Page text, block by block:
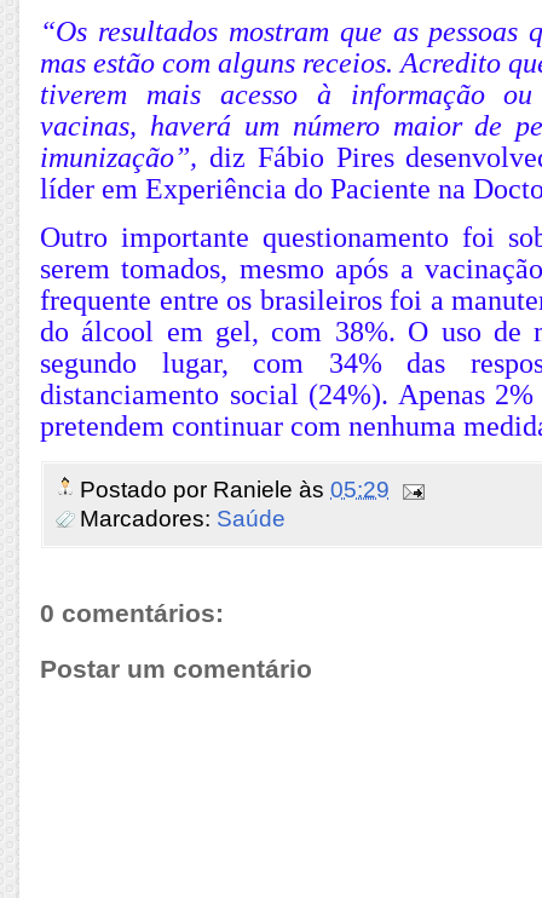
“Os resultados mostram que as pessoas
mas estão com alguns receios. Acredito
tiverem mais acesso à informação
vacinas, haverá um número maior de
imunização”, diz Fábio Pires
líder em Experiência do Paciente na
Outro importante questionamento foi
serem tomados, mesmo após a
frequente entre os brasileiros foi a
do álcool em gel, com 38%. O uso de
segundo lugar, com 34% das
distanciamento social (24%). Apenas 2%
pretendem continuar com nenhuma
Postado por Raniele às 05:29
Marcadores: Saúde
0 comentários:
Postar um comentário